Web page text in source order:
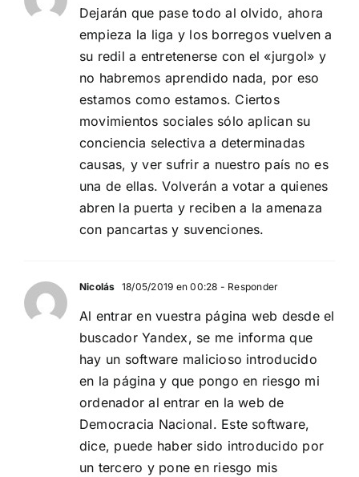
Dejarán que pase todo al olvido, ahora
empieza la liga y los borregos vuelven a
su redil a entretenerse con el «jurgol» y
no habremos aprendido nada, por eso
estamos como estamos. Ciertos
movimientos sociales sólo aplican su
conciencia selectiva a determinadas
causas, y ver sufrir a nuestro país no es
una de ellas. Volverán a votar a quienes
abren la puerta y reciben a la amenaza
con pancartas y suvenciones.
Nicolás 18/05/2019 en 00:28 - Responder
Al entrar en vuestra página web desde el
buscador Yandex, se me informa que
hay un software malicioso introducido
en la página y que pongo en riesgo mi
ordenador al entrar en la web de
Democracia Nacional. Este software,
dice, puede haber sido introducido por
un tercero y pone en riesgo mis